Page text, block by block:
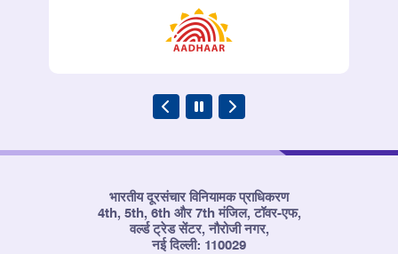
भारतीय दूरसंचार विनियामक प्राधिकरण
4th, 5th, 6th और 7th मंजिल, टॉवर-एफ,
वर्ल्ड ट्रेड सेंटर, नौरोजी नगर,
नई दिल्ली: 110029